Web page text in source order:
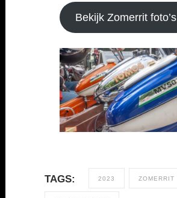
Bekijk Zomerrit foto’s
TAGS: 2023 ZOMERRIT